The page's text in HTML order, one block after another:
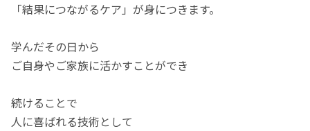
「結果につながるケア」が身につきます。
学んだその日から
ご自身やご家族に活かすことができ
続けることで
人に喜ばれる技術として